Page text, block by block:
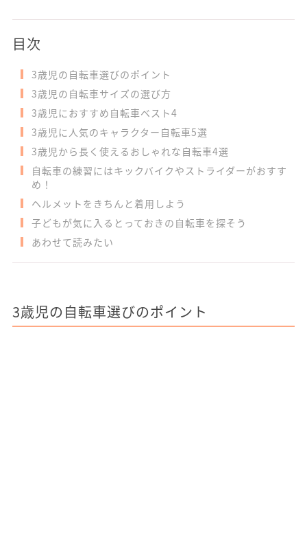
目次
3歳児の自転車選びのポイント
3歳児の自転車サイズの選び方
3歳児におすすめ自転車ベスト4
3歳児に人気のキャラクター自転車5選
3歳児から長く使えるおしゃれな自転車4選
自転車の練習にはキックバイクやストライダーがおすす
め！
ヘルメットをきちんと着用しよう
子どもが気に入るとっておきの自転車を探そう
あわせて読みたい
3歳児の自転車選びのポイント